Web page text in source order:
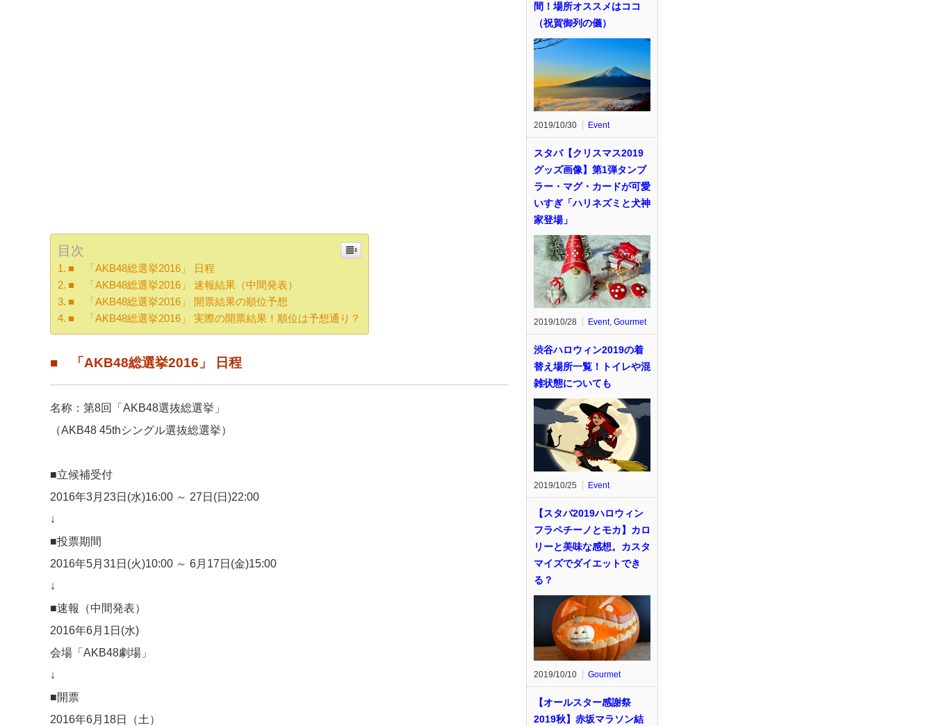
目次
■ 「AKB48総選挙2016」 日程
■ 「AKB48総選挙2016」 速報結果（中間発表）
■ 「AKB48総選挙2016」 開票結果の順位予想
■ 「AKB48総選挙2016」 実際の開票結果！順位は予想通り？
■ 「AKB48総選挙2016」 日程
名称：第8回「AKB48選抜総選挙」
（AKB48 45thシングル選抜総選挙）
■立候補受付
2016年3月23日(水)16:00 ～ 27日(日)22:00
↓
■投票期間
2016年5月31日(火)10:00 ～ 6月17日(金)15:00
↓
■速報（中間発表）
2016年6月1日(水)
会場「AKB48劇場」
↓
■開票
2016年6月18日（土）
間！場所オススメはココ
（祝賀御列の儀）
2019/10/30 Event
スタバ【クリスマス2019
グッズ画像】第1弾タンブ
ラー・マグ・カードが可愛
いすぎ「ハリネズミと犬神
家登場」
2019/10/28 Event, Gourmet
渋谷ハロウィン2019の着
替え場所一覧！トイレや混
雑状態についても
2019/10/25 Event
【スタバ2019ハロウィン
フラペチーノとモカ】カロ
リーと美味な感想。カスタ
マイズでダイエットでき
る？
2019/10/10 Gourmet
【オールスター感謝祭
2019秋】赤坂マラソン結